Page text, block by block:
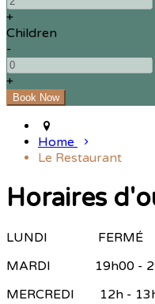
+
Children
-
+
Home
Le Restaurant
Horaires
LUNDI
MARDI 19h00 -
MERCREDI 12h -